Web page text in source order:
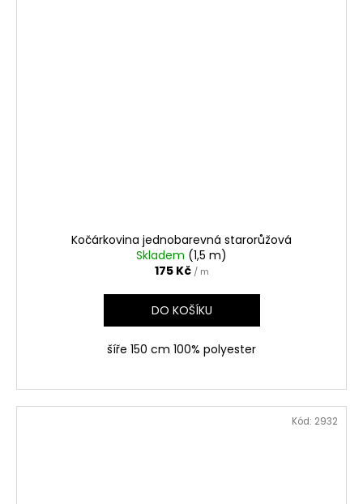
Kočárkovina jednobarevná starorůžová
Skladem (1,5 m)
175 Kč / m
DO KOŠÍKU
šíře 150 cm 100% polyester
Kód: 2932